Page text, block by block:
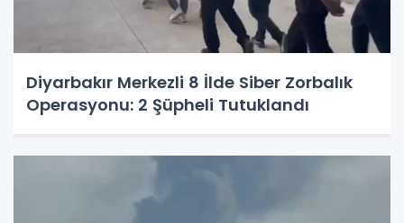
Diyarbakır Merkezli 8 İlde Siber Zorbalık
Operasyonu: 2 Şüpheli Tutuklandı